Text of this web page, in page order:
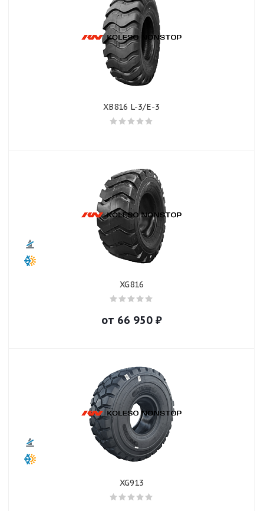
XB816 L-3/E-3
XG816
от 66 950₽
XG913